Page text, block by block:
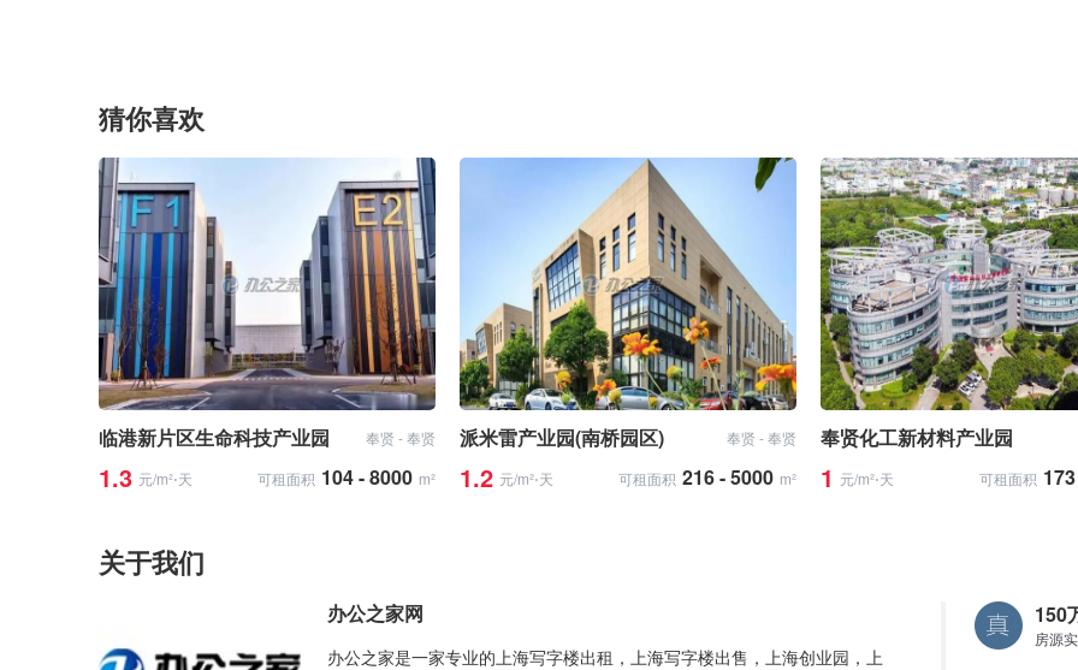
猜你喜欢
临港新片区生命科技产业园 奉贤 - 奉贤
1.3 元/m²⋅天 可租面积 104 - 8000 m²
派米雷产业园(南桥园区) 奉贤 - 奉贤
1.2 元/m²⋅天 可租面积 216 - 5000 m²
奉贤化工新材料产业园
1 元/m²⋅天 可租面积
关于我们
办公之家网
办公之家是一家专业的上海写字楼出租，上海写字楼出售，上海创业园，上
150
房源